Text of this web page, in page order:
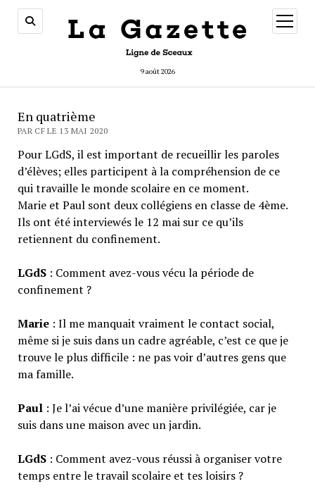
9 août 2026
ouvrir
menu
En quatrième
PAR CF LE 13 MAI 2020
Pour LGdS, il est important de recueillir les paroles
d’élèves; elles participent à la compréhension de ce
qui travaille le monde scolaire en ce moment.
Marie et Paul sont deux collégiens en classe de 4ème.
Ils ont été interviewés le 12 mai sur ce qu’ils
retiennent du confinement.
LGdS : Comment avez-vous vécu la période de
confinement ?
Marie : Il me manquait vraiment le contact social,
même si je suis dans un cadre agréable, c’est ce que je
trouve le plus difficile : ne pas voir d’autres gens que
ma famille.
Paul : Je l’ai vécue d’une manière privilégiée, car je
suis dans une maison avec un jardin.
LGdS: Comment avez-vous réussi à organiser votre
temps entre le travail scolaire et tes loisirs ?